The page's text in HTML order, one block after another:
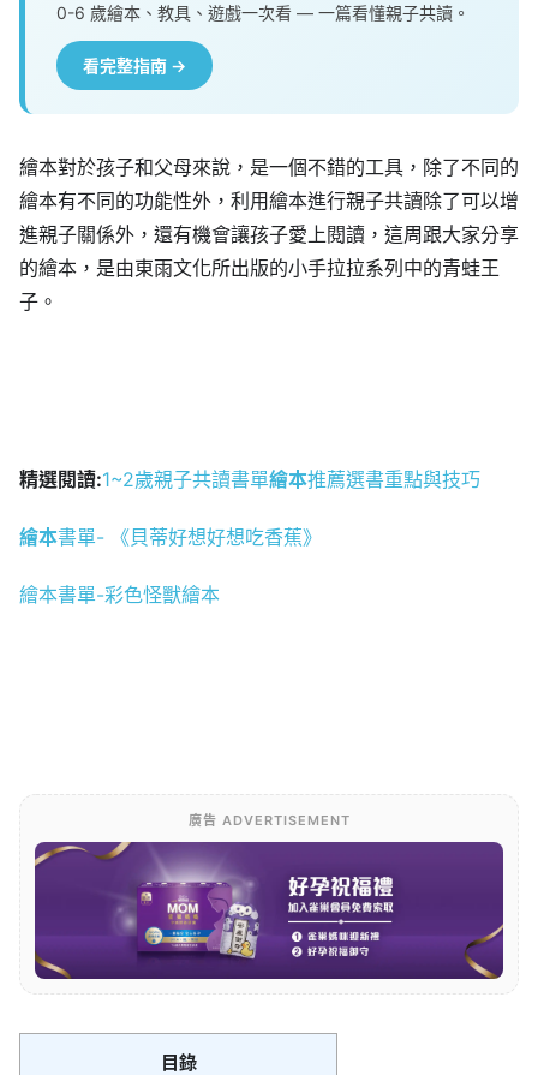
0-6 歲繪本、教具、遊戲一次看 — 一篇看懂親子共讀。
看完整指南 →
繪本對於孩子和父母來說，是一個不錯的工具，除了不同的
繪本有不同的功能性外，利用繪本進行親子共讀除了可以增
進親子關係外，還有機會讓孩子愛上閱讀，這周跟大家分享
的繪本，是由東雨文化所出版的小手拉拉系列中的青蛙王
子。
精選閱讀:1~2歲親子共讀書單繪本推薦選書重點與技巧
繪本書單- 《貝蒂好想好想吃香蕉》
繪本書單-彩色怪獸繪本
廣告 ADVERTISEMENT
目錄